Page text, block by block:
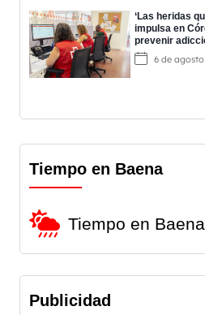
‘Las heridas
impulsa en
prevenir
mental
6 de
Tiempo en Baena
Tiempo en Baena
Publicidad